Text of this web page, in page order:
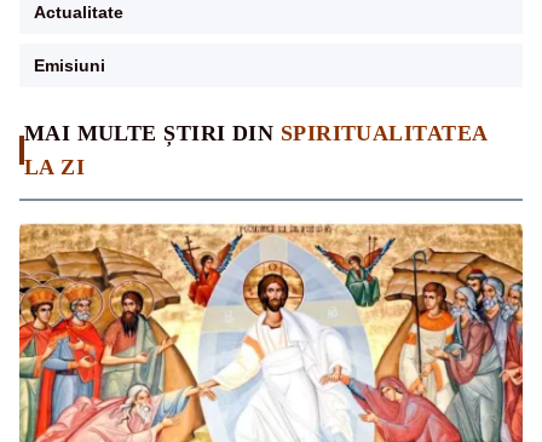
MAI MULTE ȘTIRI DIN SPIRITUALITATEA
LA ZI
Actualitate
Emisiuni